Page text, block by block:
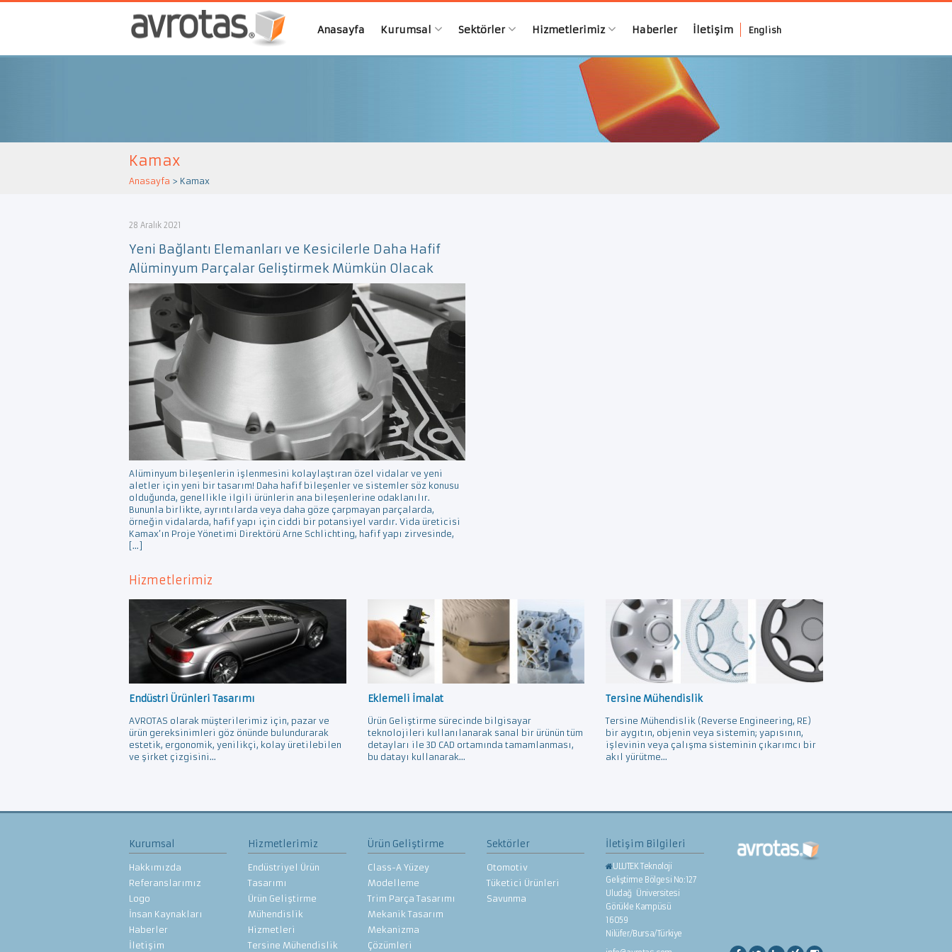
Anasayfa Kurumsal Sektörler Hizmetlerimiz Haberler İletişim English
Kamax
Anasayfa > Kamax
28 Aralık 2021
Yeni Bağlantı Elemanları ve Kesicilerle Daha Hafif
Alüminyum Parçalar Geliştirmek Mümkün Olacak
Alüminyum bileşenlerin işlenmesini kolaylaştıran özel vidalar ve yeni
aletler için yeni bir tasarım! Daha hafif bileşenler ve sistemler söz konusu
olduğunda, genellikle ilgili ürünlerin ana bileşenlerine odaklanılır.
Bununla birlikte, ayrıntılarda veya daha göze çarpmayan parçalarda,
örneğin vidalarda, hafif yapı için ciddi bir potansiyel vardır. Vida üreticisi
Kamax’ın Proje Yönetimi Direktörü Arne Schlichting, hafif yapı zirvesinde,
[…]
Hizmetlerimiz
Endüstri Ürünleri Tasarımı
AVROTAS olarak müşterilerimiz için, pazar ve
ürün gereksinimleri göz önünde bulundurarak
estetik, ergonomik, yenilikçi, kolay üretilebilen
ve şirket çizgisini...
Eklemeli İmalat
Ürün Geliştirme sürecinde bilgisayar
teknolojileri kullanılanarak sanal bir ürünün tüm
detayları ile 3D CAD ortamında tamamlanması,
bu datayı kullanarak...
Tersine Mühendislik
Tersine Mühendislik (Reverse Engineering, RE)
bir aygıtın, objenin veya sistemin; yapısının,
işlevinin veya çalışma sisteminin çıkarımcı bir
akıl yürütme...
Kurumsal
Hakkımızda
Referanslarımız
Logo
İnsan Kaynakları
Haberler
İletişim
Hizmetlerimiz
Endüstriyel Ürün
Tasarımı
Ürün Geliştirme
Mühendislik
Hizmetleri
Tersine Mühendislik
Ürün Geliştirme
Class-A Yüzey
Modelleme
Trim Parça Tasarımı
Mekanik Tasarım
Mekanizma
Çözümleri
Sektörler
Otomotiv
Tüketici Ürünleri
Savunma
İletişim Bilgileri
ULUTEK Teknoloji
Geliştirme Bölgesi No:127
Uludağ Üniversitesi
Görükle Kampüsü
16059
Nilüfer/Bursa/Türkiye